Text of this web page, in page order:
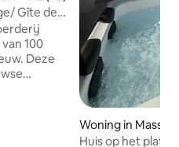
Gîte de
100
Deze
Woning in Massay
Huis op het